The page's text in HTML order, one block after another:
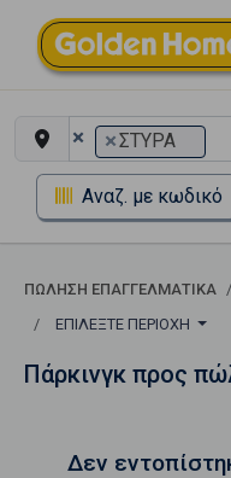
× ×ΣΤΥΡΑ
Αναζ. με κωδικό
ΠΏΛΗΣΗ ΕΠΑΓΓΕΛΜΑΤΙΚΆ
ΕΠΙΛΈΞΤΕ ΠΕΡΙΟΧΉ
Πάρκινγκ προς
Δεν